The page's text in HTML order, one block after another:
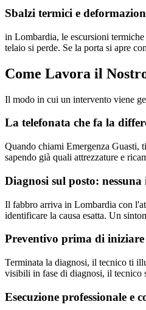
Sbalzi termici e
in Lombardia, le escursioni
telaio si perde. Se la porta si apre
Come Lavora il
Il modo in cui un intervento viene
La telefonata che fa la
Quando chiami Emergenza Guasti,
sapendo già quali attrezzature e
Diagnosi sul posto: nessuna
Il fabbro arriva in Lombardia con
identificare la causa esatta. Un
Preventivo prima di iniziare
Terminata la diagnosi, il tecnico ti
visibili in fase di diagnosi, il tecnico
Esecuzione professionale e